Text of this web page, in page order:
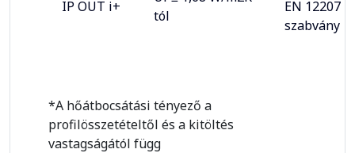
IP OUT i+
tól
EN 12207
szabvány
*A hőátbocsátási tényező a
profilösszetételtől és a kitöltés
vastagságától függ